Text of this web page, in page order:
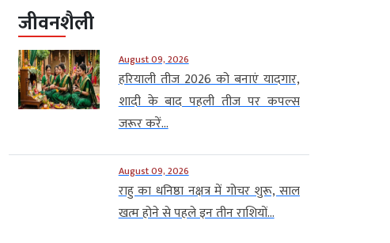
जीवनशैली
August 09, 2026
हरियाली तीज 2026 को बनाएं यादगार,
शादी के बाद पहली तीज पर कपल्स
जरूर करें...
August 09, 2026
राहु का धनिष्ठा नक्षत्र में गोचर शुरू, साल
खत्म होने से पहले इन तीन राशियों...